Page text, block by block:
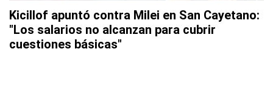
Kicillof apuntó contra Milei en San Cayetano:
"Los salarios no alcanzan para cubrir
cuestiones básicas"